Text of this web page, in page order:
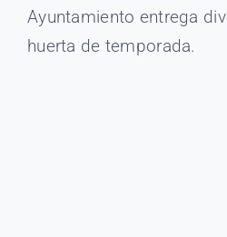
Ayuntamiento entrega
huerta de temporada.